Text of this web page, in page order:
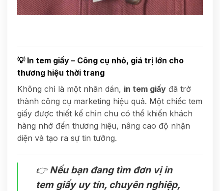
💡 In tem giấy – Công cụ nhỏ, giá trị lớn cho
thương hiệu thời trang
Không chỉ là một nhãn dán, in tem giấy đã trở
thành công cụ marketing hiệu quả. Một chiếc tem
giấy được thiết kế chỉn chu có thể khiến khách
hàng nhớ đến thương hiệu, nâng cao độ nhận
diện và tạo ra sự tin tưởng.
👉Nếu bạn đang tìm đơn vị in
tem giấy uy tín, chuyên nghiệp,